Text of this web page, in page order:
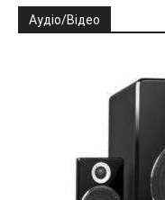
Аудіо/Відео